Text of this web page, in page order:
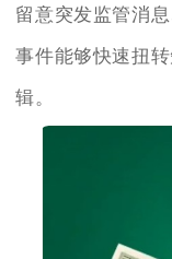
留意突发监管消
事件能够快速扭
辑。